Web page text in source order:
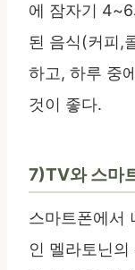
에 잠자기
된 음식(커피,
하고, 하루 중
것이 좋다.
7)TV와 스마
스마트폰에서
인 멜라토닌